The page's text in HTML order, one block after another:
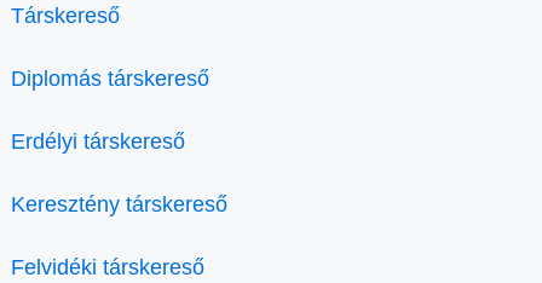
Társkereső
Diplomás társkereső
Erdélyi társkereső
Keresztény társkereső
Felvidéki társkereső